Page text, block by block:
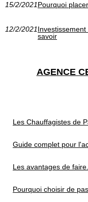
15/2/2021Pourquoi
12/2/2021Investissement
savoir
AGENCE
Les Chauffagistes de
Guide complet pour
Les avantages de faire...
Pourquoi choisir de